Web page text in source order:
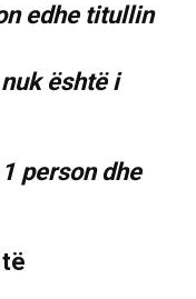
edhe titullin